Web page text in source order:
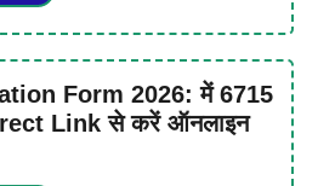
Form 2026: में 6715
Link से करें ऑनलाइन